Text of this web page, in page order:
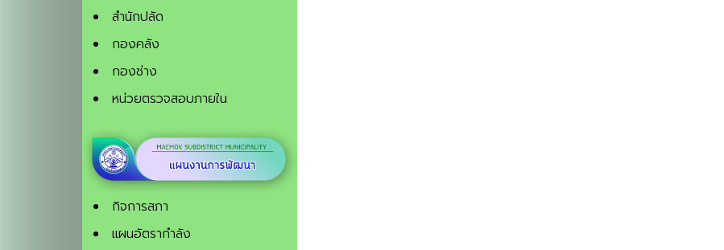
สำนักปลัด
กองคลัง
กองช่าง
หน่วยตรวจสอบภายใน
กิจการสภา
แผนอัตรากำลัง